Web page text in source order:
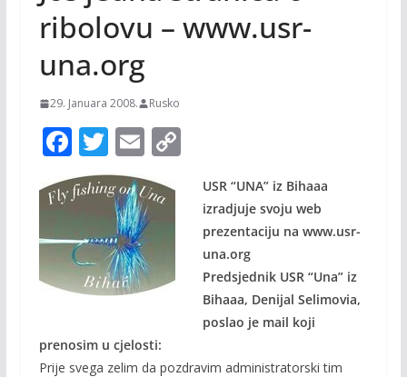
ribolovu – www.usr-
una.org
29. Januara 2008. Rusko
F
ac
e
b
o
o
T
w
itt
er
E
m
ai
l
C
USR “UNA” iz Bihaaa
izradjuje svoju web
prezentaciju na www.usr-
una.org
Predsjednik USR “Una” iz
Bihaaa, Denijal Selimovia,
poslao je mail koji
prenosim u cjelosti:
Prije svega zelim da pozdravim administratorski tim